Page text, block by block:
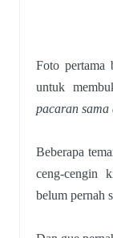
Foto pertama
untuk
pacaran sama
Beberapa
ceng-cengin
belum pernah